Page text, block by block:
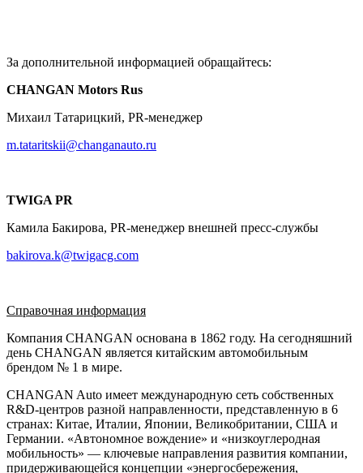
За дополнительной информацией обращайтесь:
CHANGAN Motors Rus
Михаил Татарицкий, PR-менеджер
m.tataritskii@changanauto.ru
TWIGA PR
Камила Бакирова, PR-менеджер внешней пресс-службы
bakirova.k@twigacg.com
Справочная информация
Компания CHANGAN основана в 1862 году. На сегодняшний
день CHANGAN является китайским автомобильным
брендом № 1 в мире.
CHANGAN Auto имеет международную сеть собственных
R&D-центров разной направленности, представленную в 6
странах: Китае, Италии, Японии, Великобритании, США и
Германии. «Автономное вождение» и «низкоуглеродная
мобильность» — ключевые направления развития компании,
придерживающейся концепции «энергосбережения,